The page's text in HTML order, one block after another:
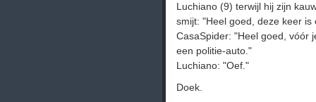
Luchiano (9) terwijl hij zijn
smijt: "Heel goed, deze keer
CasaSpider: "Heel goed, vóór
een politie-auto."
Luchiano: "Oef."
Doek.